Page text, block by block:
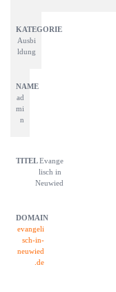
Ausbi
ldung
ad
mi
n
Evange
lisch in
Neuwied
evangeli
sch-in-
neuwied
.de